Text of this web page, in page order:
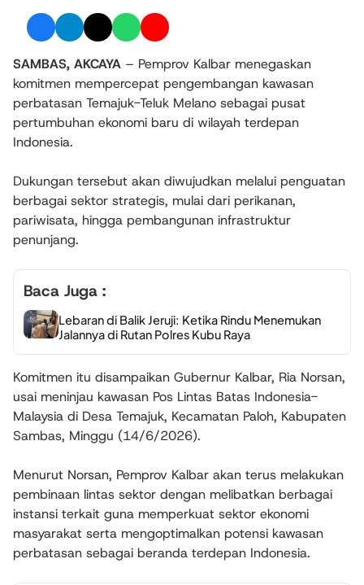
SAMBAS, AKCAYA – Pemprov Kalbar menegaskan
komitmen mempercepat pengembangan kawasan
perbatasan Temajuk-Teluk Melano sebagai pusat
pertumbuhan ekonomi baru di wilayah terdepan
Indonesia.
Dukungan tersebut akan diwujudkan melalui penguatan
berbagai sektor strategis, mulai dari perikanan,
pariwisata, hingga pembangunan infrastruktur
penunjang.
Baca Juga :
Lebaran di Balik Jeruji: Ketika Rindu Menemukan
Jalannya di Rutan Polres Kubu Raya
Komitmen itu disampaikan Gubernur Kalbar, Ria Norsan,
usai meninjau kawasan Pos Lintas Batas Indonesia-
Malaysia di Desa Temajuk, Kecamatan Paloh, Kabupaten
Sambas, Minggu (14/6/2026).
Menurut Norsan, Pemprov Kalbar akan terus melakukan
pembinaan lintas sektor dengan melibatkan berbagai
instansi terkait guna memperkuat sektor ekonomi
masyarakat serta mengoptimalkan potensi kawasan
perbatasan sebagai beranda terdepan Indonesia.